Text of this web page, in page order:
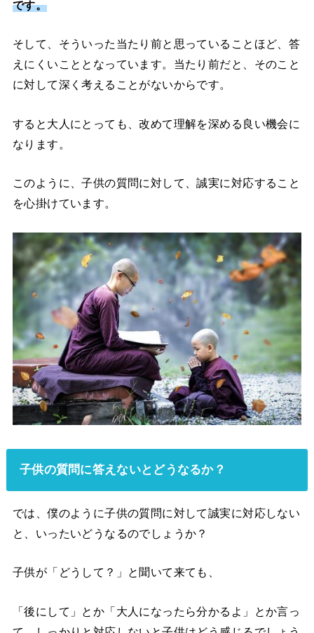
です。
そして、そういった当たり前と思っていることほど、答
えにくいこととなっています。当たり前だと、そのこと
に対して深く考えることがないからです。
すると大人にとっても、改めて理解を深める良い機会に
なります。
このように、子供の質問に対して、誠実に対応すること
を心掛けています。
子供の質問に答えないとどうなるか？
では、僕のように子供の質問に対して誠実に対応しない
と、いったいどうなるのでしょうか？
子供が「どうして？」と聞いて来ても、
「後にして」とか「大人になったら分かるよ」とか言っ